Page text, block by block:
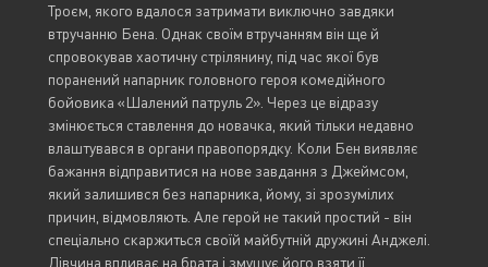
Троєм, якого вдалося затримати виключно завдяки
втручанню Бена. Однак своїм втручанням він ще й
спровокував хаотичну стрілянину, під час якої був
поранений напарник головного героя комедійного
бойовика «Шалений патруль 2». Через це відразу
змінюється ставлення до новачка, який тільки недавно
влаштувався в органи правопорядку. Коли Бен виявляє
бажання відправитися на нове завдання з Джеймсом,
який залишився без напарника, йому, зі зрозумілих
причин, відмовляють. Але герой не такий простий - він
спеціально скаржиться своїй майбутній дружині Анджелі.
Дівчина впливає на брата і змушує його взяти її